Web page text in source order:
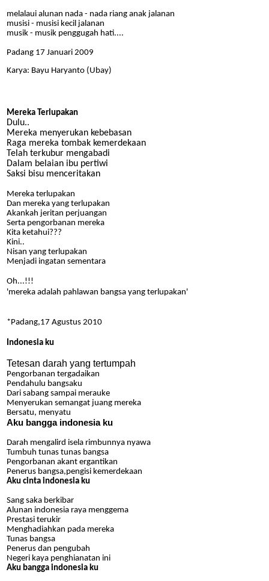
melalaui alunan nada - nada riang anak jalanan
musisi - musisi kecil jalanan
musik - musik penggugah hati....
Padang 17 Januari 2009
Karya: Bayu Haryanto (Ubay)
Mereka Terlupakan
Dulu..
Mereka menyerukan kebebasan
Raga mereka tombak kemerdekaan
Telah terkubur mengabadi
Dalam belaian ibu pertiwi
Saksi bisu menceritakan
Mereka terlupakan
Dan mereka yang terlupakan
Akankah jeritan perjuangan
Serta pengorbanan mereka
Kita ketahui???
Kini..
Nisan yang terlupakan
Menjadi ingatan sementara
Oh...!!!
'mereka adalah pahlawan bangsa yang terlupakan'
*Padang,17 Agustus 2010
Indonesia ku
Tetesan darah yang tertumpah
Pengorbanan tergadaikan
Pendahulu bangsaku
Dari sabang sampai merauke
Menyerukan semangat juang mereka
Bersatu, menyatu
Aku bangga indonesia ku
Darah mengalird isela rimbunnya nyawa
Tumbuh tunas tunas bangsa
Pengorbanan akant ergantikan
Penerus bangsa,pengisi kemerdekaan
Aku cinta indonesia ku
Sang saka berkibar
Alunan indonesia raya menggema
Prestasi terukir
Menghadiahkan pada mereka
Tunas bangsa
Penerus dan pengubah
Negeri kaya penghianatan ini
Aku bangga indonesia ku